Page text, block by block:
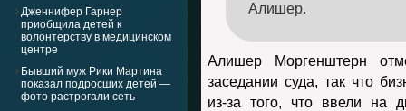
Дженнифер Гарнер
приобщила детей к
волонтерству в медицинском
центре
Бывший муж Рики Мартина
показал подросших детей —
фото растрогали сеть
Алишер.
Алишер Моргенштерн
заседании суда, так что
из-за того, что ввели на